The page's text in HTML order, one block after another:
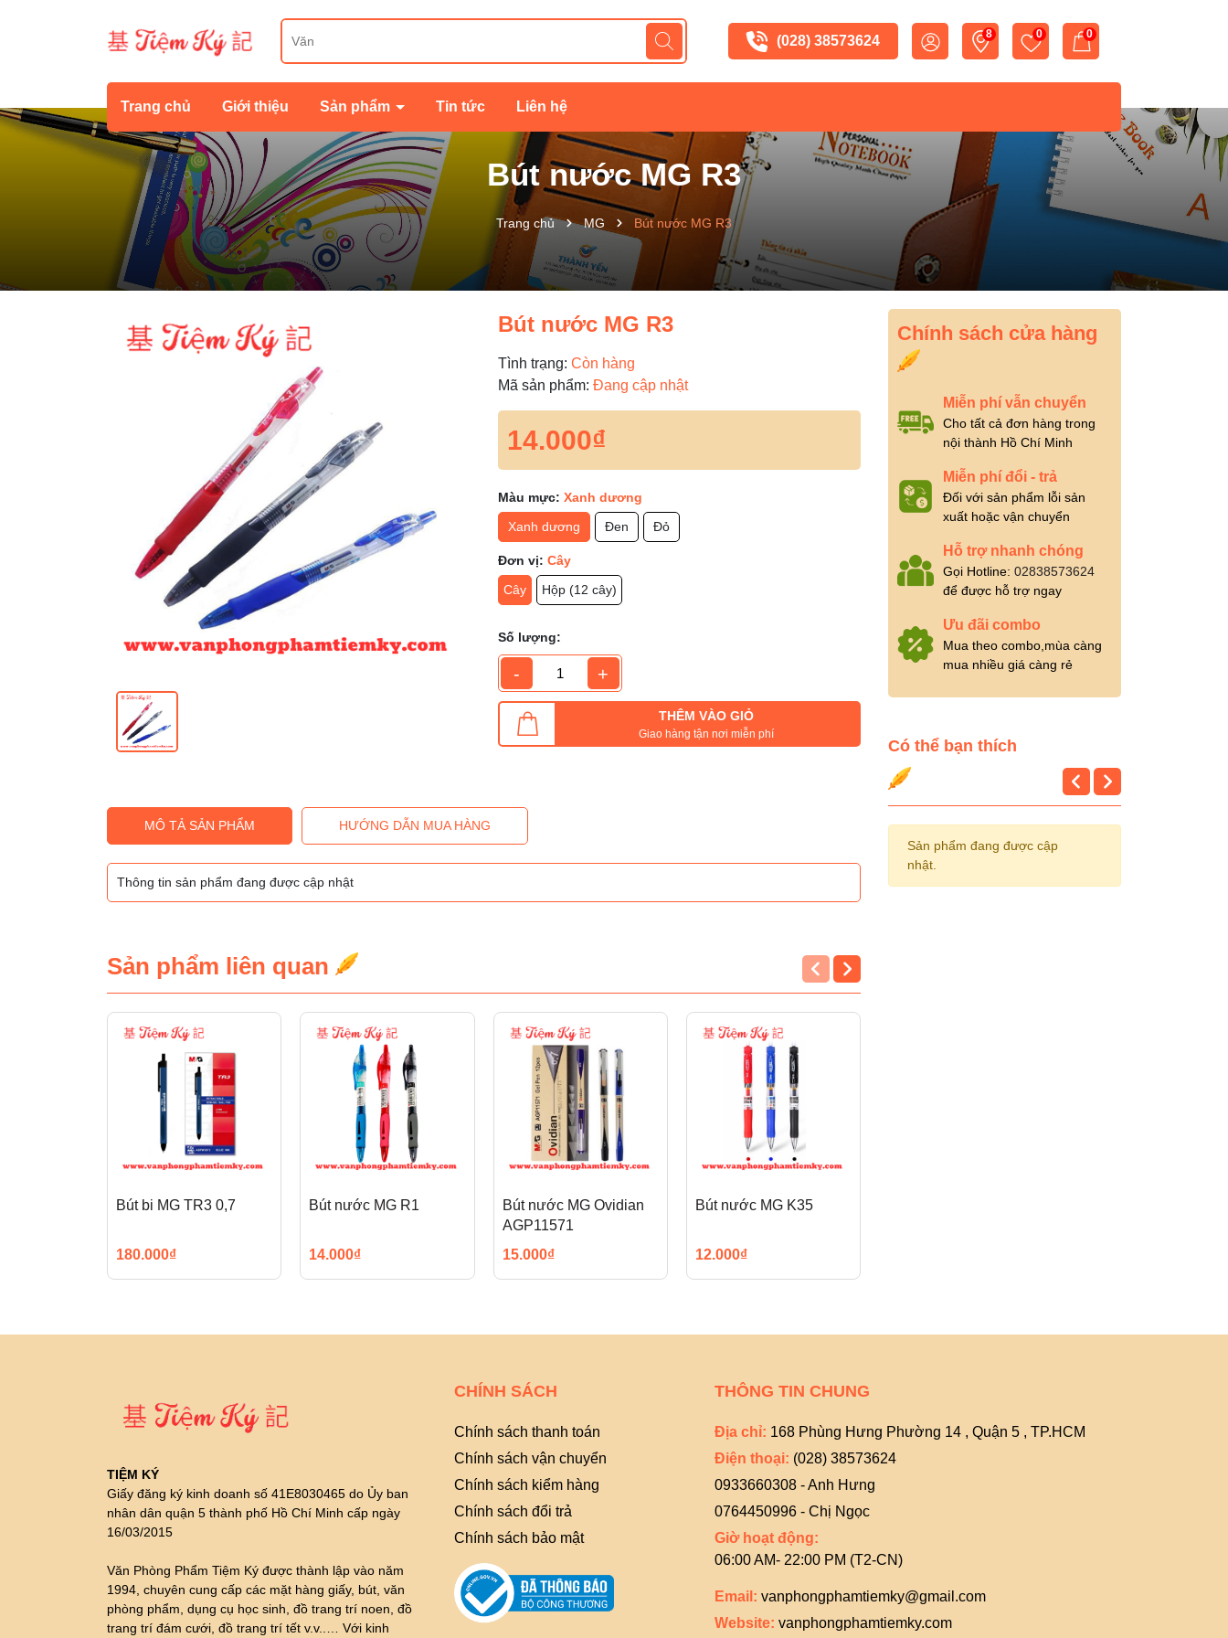
(028) 38573624 8 0 0
Trang chủ Giới thiệu Sản phẩm Tin tức Liên hệ
Bút nước MG R3
Trang chủ MG Bút nước MG R3
Bút nước MG R3
Tình trạng: Còn hàng
Mã sản phẩm: Đang cập nhật
14.000₫
Màu mực: Xanh dương
Xanh dương
Đen Đỏ
Đơn vị: Cây
Cây
Hộp (12 cây)
Số lượng:
- +
THÊM VÀO GIỎ
Giao hàng tận nơi miễn phí
MÔ TẢ SẢN PHẨM HƯỚNG DẪN MUA HÀNG
Thông tin sản phẩm đang được cập nhật
Sản phẩm liên quan
Bút bi MG TR3 0,7
180.000₫
Bút nước MG R1
14.000₫
Bút nước MG Ovidian
AGP11571
15.000₫
Bút nước MG K35
12.000₫
Chính sách cửa hàng
Miễn phí vẫn chuyển
Cho tất cả đơn hàng trong
nội thành Hồ Chí Minh
Miễn phí đổi - trả
Đối với sản phẩm lỗi sản
xuất hoặc vận chuyển
Hỗ trợ nhanh chóng
Gọi Hotline: 02838573624
để được hỗ trợ ngay
Ưu đãi combo
Mua theo combo,mùa càng
mua nhiều giá càng rẻ
Có thể bạn thích
Sản phẩm đang được cập
nhật.
TIỆM KÝ
Giấy đăng ký kinh doanh số 41E8030465 do Ủy ban
nhân dân quận 5 thành phố Hồ Chí Minh cấp ngày
16/03/2015
Văn Phòng Phẩm Tiệm Ký được thành lập vào năm
1994, chuyên cung cấp các mặt hàng giấy, bút, văn
phòng phẩm, dụng cụ học sinh, đồ trang trí noen, đồ
trang trí đám cưới, đồ trang trí tết v.v..… Với kinh
CHÍNH SÁCH
Chính sách thanh toán
Chính sách vận chuyển
Chính sách kiểm hàng
Chính sách đổi trả
Chính sách bảo mật
THÔNG TIN CHUNG
Địa chỉ: 168 Phùng Hưng Phường 14 , Quận 5 , TP.HCM
Điện thoại: (028) 38573624
0933660308 - Anh Hưng
0764450996 - Chị Ngọc
Giờ hoạt động:
06:00 AM- 22:00 PM (T2-CN)
Email: vanphongphamtiemky@gmail.com
Website: vanphongphamtiemky.com